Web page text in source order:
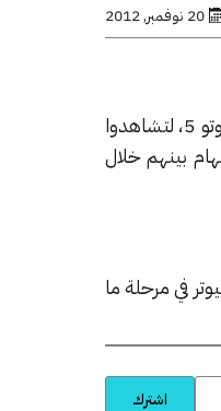
20 نوفمبر, 2012
وصل المقطع الدعائي الثاني للجزء الذي طال انتظاره من لعبة سرقة السيَّارات الكبرى، جراند ثيف أوتو 5، لتشاهدوا
بينهم خلال
لأجهزة الكمبيوتر في مرحلة ما
اشترك